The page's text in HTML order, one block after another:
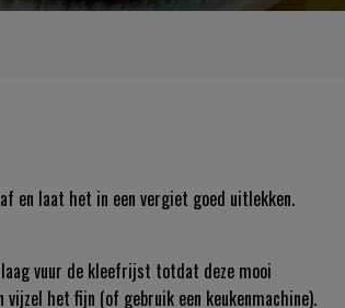
en laat het in een vergiet goed uitlekken.
vuur de kleefrijst totdat deze mooi
het fijn (of gebruik een keukenmachine).